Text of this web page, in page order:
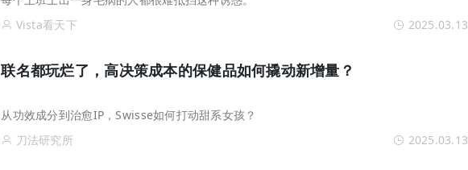
Vista看天下
2025.03.13
联名都玩烂了，高决策成本的保健品如何撬动新增量？
从功效成分到治愈IP，Swisse如何打动甜系女孩？
刀法研究所
2025.03.13